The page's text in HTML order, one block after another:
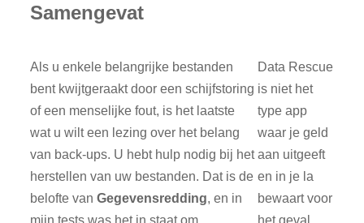
Samengevat
Als u enkele belangrijke bestanden
bent kwijtgeraakt door een schijfstoring
of een menselijke fout, is het laatste
wat u wilt een lezing over het belang
van back-ups. U hebt hulp nodig bij het
herstellen van uw bestanden. Dat is de
belofte vanGegevensredding, en in
mijn tests was het in staat om
Data Rescue
is niet het
type app
waar je geld
aan uitgeeft
en in je la
bewaart voor
het geval